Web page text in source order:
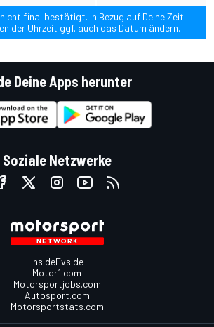
final bestätigt. In Bezug auf Deine Zeit
der Uhrzeit ggf. auch das Datum ändern.
Deine Apps herunter
Soziale Netzwerke
InsideEvs.de
Motor1.com
Motorsportjobs.com
Autosport.com
Motorsportstats.com